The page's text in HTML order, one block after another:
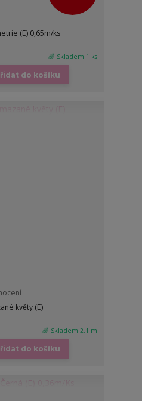
(E) 0,65m/ks
🌈 Skladem 1 ks
do košíku
květy (E)
🌈 Skladem 2.1 m
do košíku